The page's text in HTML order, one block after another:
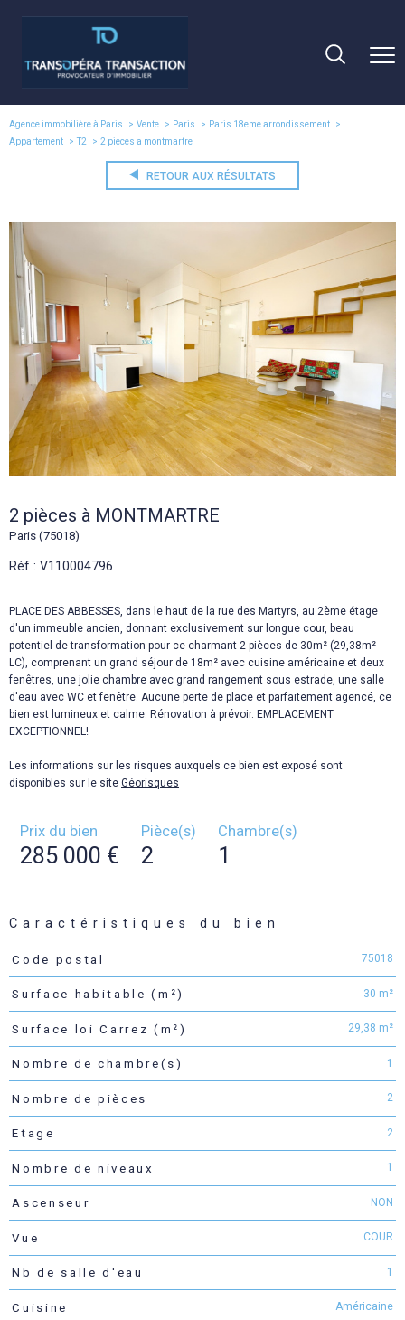
Agence immobilière à Paris Vente Paris
Paris 18eme arrondissement
Appartement
T2 2 pieces a montmartre
RETOUR AUX RÉSULTATS
2 pièces à MONTMARTRE
Paris (75018)
Réf : V110004796
PLACE DES ABBESSES, dans le haut de la rue des Martyrs, au 2ème étage
d'un immeuble ancien, donnant exclusivement sur longue cour, beau
potentiel de transformation pour ce charmant 2 pièces de 30m² (29,38m²
LC), comprenant un grand séjour de 18m² avec cuisine américaine et deux
fenêtres, une jolie chambre avec grand rangement sous estrade, une salle
d'eau avec WC et fenêtre. Aucune perte de place et parfaitement agencé, ce
bien est lumineux et calme. Rénovation à prévoir. EMPLACEMENT
EXCEPTIONNEL!
Les informations sur les risques auxquels ce bien est exposé sont
disponibles sur le site Géorisques
Prix du bien
285 000 €
Pièce(s)
2
Chambre(s)
1
Caractéristiques du bien
Caractéristiques
Code postal 75018
Surface habitable (m²) 30 m²
Surface loi Carrez (m²) 29,38 m²
Nombre de chambre(s) 1
Nombre de pièces 2
Etage 2
Nombre de niveaux 1
Ascenseur NON
Vue COUR
Nb de salle d'eau 1
Cuisine Américaine